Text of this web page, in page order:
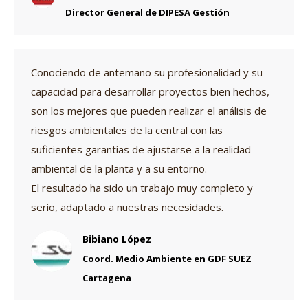
Director General de DIPESA Gestión
Conociendo de antemano su profesionalidad y su
capacidad para desarrollar proyectos bien hechos,
son los mejores que pueden realizar el análisis de
riesgos ambientales de la central con las
suficientes garantías de ajustarse a la realidad
ambiental de la planta y a su entorno.
El resultado ha sido un trabajo muy completo y
serio, adaptado a nuestras necesidades.
Bibiano López
Coord. Medio Ambiente en GDF SUEZ
Cartagena